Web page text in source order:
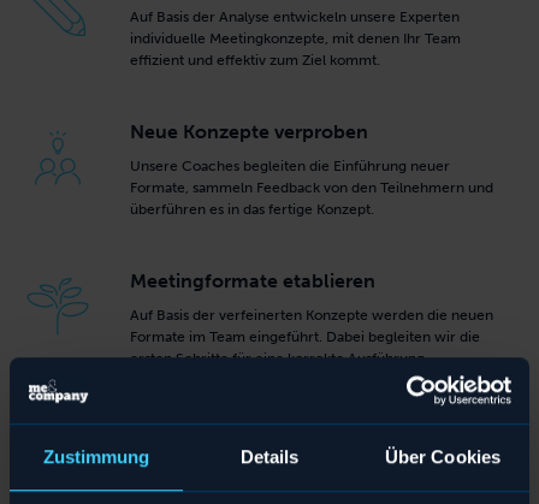
Zustimmung Details Über Cookies
Auf Basis der Analyse entwickeln unsere Experten
individuelle Meetingkonzepte, mit denen Ihr Team
effizient und effektiv zum Ziel kommt.
Neue Konzepte verproben
Unsere Coaches begleiten die Einführung neuer
Formate, sammeln Feedback von den Teilnehmern und
überführen es in das fertige Konzept.
Meetingformate etablieren
Auf Basis der verfeinerten Konzepte werden die neuen
Formate im Team eingeführt. Dabei begleiten wir die
ersten Schritte für eine korrekte Ausführung.
Weiterführend: Coaching & Mediation
Besonders komplizierte Situationen lösen wir, indem